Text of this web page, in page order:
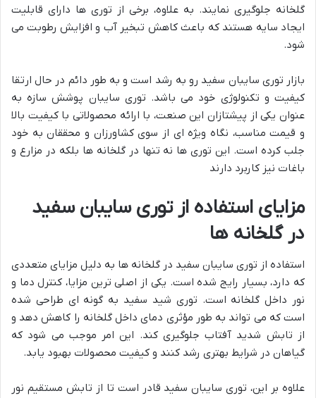
گلخانه جلوگیری نمایند. به علاوه، برخی از توری ها دارای قابلیت
ایجاد سایه هستند که باعث کاهش تبخیر آب و افزایش رطوبت می
شود.
بازار توری سایبان سفید رو به رشد است و به طور دائم در حال ارتقا
کیفیت و تکنولوژی خود می باشد. توری سایبان پوشش سازه به
عنوان یکی از پیشتازان این صنعت، با ارائه محصولاتی با کیفیت بالا
و قیمت مناسب، نگاه ویژه ای از سوی کشاورزان و محققان به خود
جلب کرده است. این توری ها نه تنها در گلخانه ها بلکه در مزارع و
باغات نیز کاربرد دارند
مزایای استفاده از توری سایبان سفید
در گلخانه ها
استفاده از توری سایبان سفید در گلخانه ها به دلیل مزایای متعددی
که دارد، بسیار رایج شده است. یکی از اصلی ترین مزایا، کنترل دما و
نور داخل گلخانه است. توری شید سفید به گونه ای طراحی شده
است که می تواند به طور مؤثری دمای داخل گلخانه را کاهش دهد و
از تابش شدید آفتاب جلوگیری کند. این امر موجب می شود که
گیاهان در شرایط بهتری رشد کنند و کیفیت محصولات بهبود یابد.
علاوه بر این، توری سایبان سفید قادر است تا از تابش مستقیم نور